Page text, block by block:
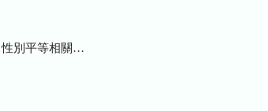
性別平等相關網站